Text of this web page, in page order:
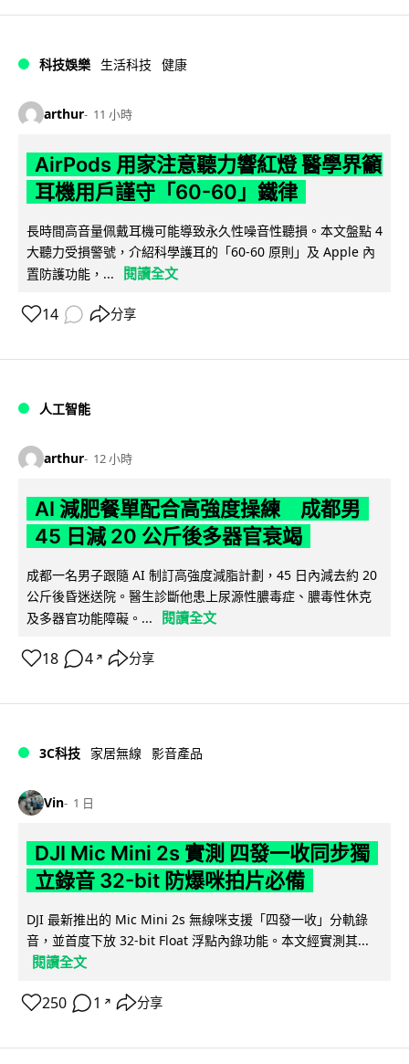
科技娛樂 生活科技 健康
arthur 11 小時
AirPods 用家注意聽力響紅燈 醫學界籲
耳機用戶謹守「60-60」鐵律
長時間高音量佩戴耳機可能導致永久性噪音性聽損。本文盤點 4
大聽力受損警號，介紹科學護耳的「60-60 原則」及 Apple 內
置防護功能，...
閱讀全文
14 分享
人工智能
arthur 12 小時
AI 減肥餐單配合高強度操練 成都男
45 日減 20 公斤後多器官衰竭
成都一名男子跟隨 AI 制訂高強度減脂計劃，45 日內減去約 20
公斤後昏迷送院。醫生診斷他患上尿源性膿毒症、膿毒性休克
及多器官功能障礙。...
閱讀全文
18 4 ↗ 分享
3C科技 家居無線 影音產品
Vin 1 日
DJI Mic Mini 2s 實測 四發一收同步獨
立錄音 32-bit 防爆咪拍片必備
DJI 最新推出的 Mic Mini 2s 無線咪支援「四發一收」分軌錄
音，並首度下放 32-bit Float 浮點內錄功能。本文經實測其...
閱讀全文
250 1 ↗ 分享